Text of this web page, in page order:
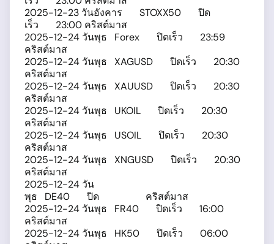
2025-12-23 วันอังคาร STOXX50 ปิด
เร็ว 23:00 คริสต์มาส
2025-12-24 วันพุธ Forex ปิดเร็ว 23:59
คริสต์มาส
2025-12-24 วันพุธ XAGUSD ปิดเร็ว 20:30
คริสต์มาส
2025-12-24 วันพุธ XAUUSD ปิดเร็ว 20:30
คริสต์มาส
2025-12-24 วันพุธ UKOIL ปิดเร็ว 20:30
คริสต์มาส
2025-12-24 วันพุธ USOIL ปิดเร็ว 20:30
คริสต์มาส
2025-12-24 วันพุธ XNGUSD ปิดเร็ว 20:30
คริสต์มาส
2025-12-24 วัน
พุธ DE40 ปิด คริสต์มาส
2025-12-24 วันพุธ FR40 ปิดเร็ว 16:00
คริสต์มาส
2025-12-24 วันพุธ HK50 ปิดเร็ว 06:00